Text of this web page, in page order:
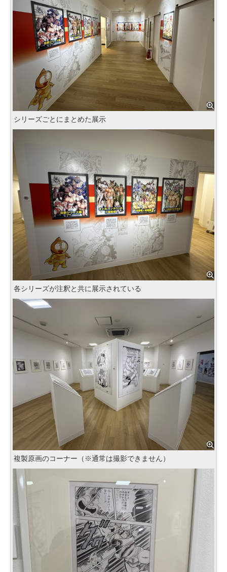
シリーズごとにまとめた展示
各シリーズが注釈と共に展示されている
複製原画のコーナー（※通常は撮影できません）